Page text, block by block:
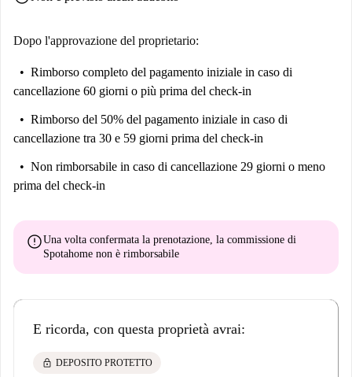
Dopo l'approvazione del proprietario:
Rimborso completo del pagamento iniziale in caso di
cancellazione 60 giorni o più prima del check-in
Rimborso del 50% del pagamento iniziale in caso di
cancellazione tra 30 e 59 giorni prima del check-in
Non rimborsabile in caso di cancellazione 29 giorni o meno
prima del check-in
errorUna volta confermata la prenotazione, la commissione di
Spotahome non è rimborsabile
E ricorda, con questa proprietà avrai:
lock DEPOSITO PROTETTO